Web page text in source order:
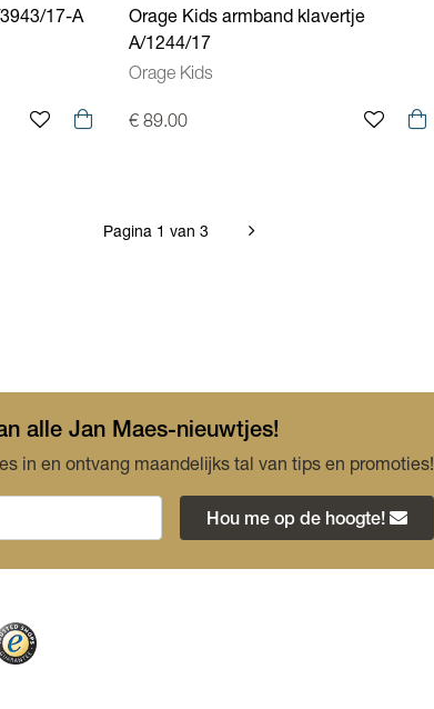
17-A
Orage Kids armband klavertje
A/1244/17
Orage Kids
€ 89.00
Pagina 1 van 3
alle Jan Maes-nieuwtjes!
in en ontvang maandelijks tal van tips en promoties!
Hou me op de hoogte!